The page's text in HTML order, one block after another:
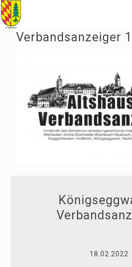
Verbandsanzeiger
18.02.2022